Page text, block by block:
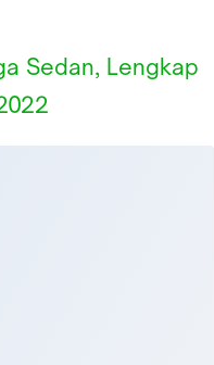
Sedan, Lengkap